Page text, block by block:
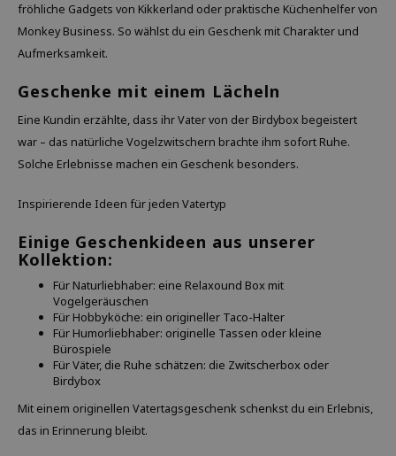
fröhliche Gadgets von Kikkerland oder praktische Küchenhelfer von
Monkey Business. So wählst du ein Geschenk mit Charakter und
Aufmerksamkeit.
Geschenke mit einem Lächeln
Eine Kundin erzählte, dass ihr Vater von der Birdybox begeistert
war – das natürliche Vogelzwitschern brachte ihm sofort Ruhe.
Solche Erlebnisse machen ein Geschenk besonders.
Inspirierende Ideen für jeden Vatertyp
Einige Geschenkideen aus unserer
Kollektion:
Für Naturliebhaber: eine Relaxound Box mit
Vogelgeräuschen
Für Hobbyköche: ein origineller Taco-Halter
Für Humorliebhaber: originelle Tassen oder kleine
Bürospiele
Für Väter, die Ruhe schätzen: die Zwitscherbox oder
Birdybox
Mit einem originellen Vatertagsgeschenk schenkst du ein Erlebnis,
das in Erinnerung bleibt.